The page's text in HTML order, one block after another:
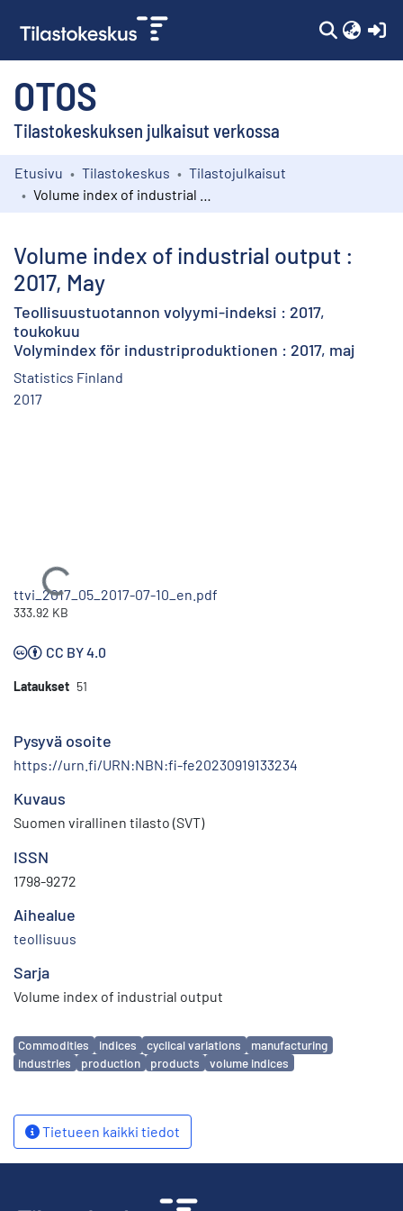
OTOS
Tilastokeskuksen julkaisut verkossa
Kokoelmat
Etusivu Tilastokeskus
Tilastojulkaisut
Volume index of industrial output :
2017, May
Teollisuustuotannon volyymi-indeksi : 2017,
toukokuu
Volymindex för industriproduktionen : 2017, maj
Statistics Finland
2017
Ladataan...
ttvi_2017_05_2017-07-10_en.pdf
333.92 KB
CC BY 4.0
Lataukset 51
Pysyvä osoite
https://urn.fi/URN:NBN:fi-fe20230919133234
Kuvaus
Suomen virallinen tilasto (SVT)
ISSN
1798-9272
Aihealue
teollisuus
Sarja
Volume index of industrial output
Avainsanat
Commodities indices cyclical variations
manufacturing
industries
production products volume indices
Tietueen kaikki tiedot